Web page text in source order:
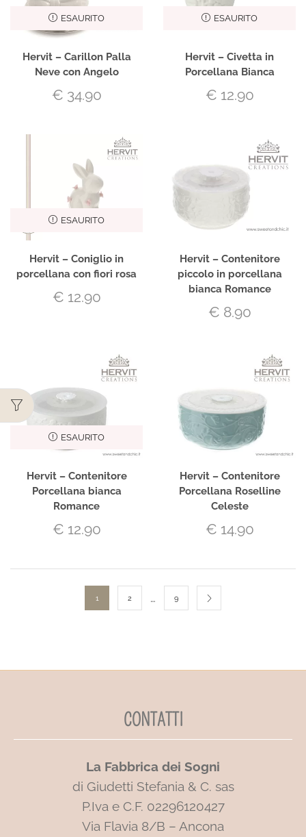
ESAURITO
Hervit – Carillon Palla
Neve con Angelo
€ 34.90
ESAURITO
Hervit – Civetta in
Porcellana Bianca
€ 12.90
ESAURITO
Hervit – Coniglio in
porcellana con fiori rosa
€ 12.90
Hervit – Contenitore
piccolo in porcellana
bianca Romance
€ 8.90
ESAURITO
Hervit – Contenitore
Porcellana bianca
Romance
€ 12.90
Hervit – Contenitore
Porcellana Roselline
Celeste
€ 14.90
1 2 … 9
CONTATTI
La Fabbrica dei Sogni
di Giudetti Stefania & C. sas
P.Iva e C.F. 02296120427
Via Flavia 8/B – Ancona